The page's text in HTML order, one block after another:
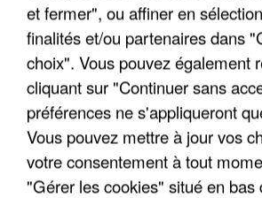
"JE SUIS À
ENFOIRÉS"
"ON A TOUS LE
et fermer", ou affiner en
finalités et/ou partenaires dans
choix". Vous pouvez également
cliquant sur "Continuer sans
préférences ne s'appliqueront
Vous pouvez mettre à jour vos
votre consentement à tout
"Gérer les cookies" situé en bas